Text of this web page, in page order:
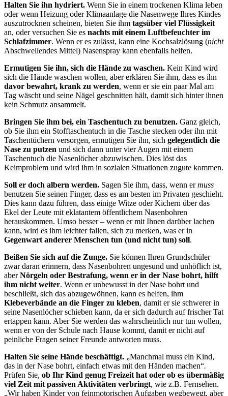
Halten Sie ihn hydriert. Wenn Sie in einem trockenen Klima leben
oder wenn Heizung oder Klimaanlage die Nasenwege Ihres Kindes
auszutrocknen scheinen, bieten Sie ihm tagsüber viel Flüssigkeit
an, oder versuchen Sie es nachts mit einem Luftbefeuchter im
Schlafzimmer. Wenn er es zulässt, kann eine Kochsalzlösung (nicht
Abschwellendes Mittel) Nasenspray kann ebenfalls helfen.
Ermutigen Sie ihn, sich die Hände zu waschen. Kein Kind wird
sich die Hände waschen wollen, aber erklären Sie ihm, dass es ihn
davor bewahrt, krank zu werden, wenn er sie ein paar Mal am
Tag wäscht und seine Nägel geschnitten hält, damit sich hinter ihnen
kein Schmutz ansammelt.
Bringen Sie ihm bei, ein Taschentuch zu benutzen. Ganz gleich,
ob Sie ihm ein Stofftaschentuch in die Tasche stecken oder ihn mit
Taschentüchern versorgen, ermutigen Sie ihn, sich gelegentlich die
Nase zu putzen und sich dann unter vier Augen mit einem
Taschentuch die Nasenlöcher abzuwischen. Dies löst das
Keimproblem und wird ihm in sozialen Situationen zugute kommen.
Soll er doch albern werden. Sagen Sie ihm, dass, wenn ermuss
benutzen Sie seinen Finger, dass es am besten im Privaten geschieht.
Dies kann dazu führen, dass einige Witze oder Kichern über das
Ekel der Leute mit eklatantem öffentlichem Nasenbohren
herauskommen. Umso besser – wenn er mit Ihnen darüber lachen
kann, wird es ihm leichter fallen, sich zu merken, was er in
Gegenwart anderer Menschen tun (und nicht tun) soll.
Beißen Sie sich auf die Zunge. Sie können Ihren Grundschüler
zwar daran erinnern, dass Nasenbohren ungesund und unhöflich ist,
aberNörgeln oder Bestrafung, wenn er in der Nase bohrt, hilft
ihm nicht weiter. Wenn er unbewusst in der Nase bohrt und
beschließt, sich das abzugewöhnen, kann es helfen, ihm
Klebeverbände an die Finger zu kleben, damit er sie schwerer in
seine Nasenlöcher schieben kann, da er sich dadurch auf frischer Tat
ertappen kann. Aber Sie werden das wahrscheinlich nur tun wollen,
wenn er von der Schule nach Hause kommt, damit er nicht auf
peinliche Fragen seiner Freunde antworten muss.
Halten Sie seine Hände beschäftigt. „Manchmal muss ein Kind,
das in der Nase bohrt, einfach etwas mit den Händen machen“.
Prüfen Sie, ob Ihr Kind genug Freizeit hat oder ob es übermäßig
viel Zeit mit passiven Aktivitäten verbringt, wie z.B. Fernsehen.
„Wir haben Kinder von feinmotorischen Aufgaben wegbewegt, aber